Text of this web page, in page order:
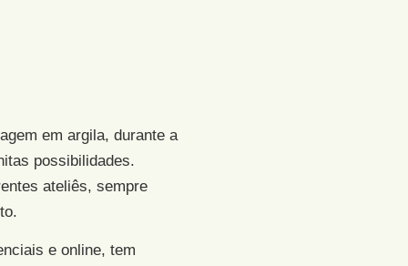
em argila, durante a
possibilidades.
ateliês, sempre
e online, tem